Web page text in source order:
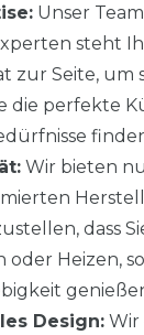
Unser
steht
zur Seite, um
die perfekte
Wir bieten
dass
oder Heizen,
Design: Wir